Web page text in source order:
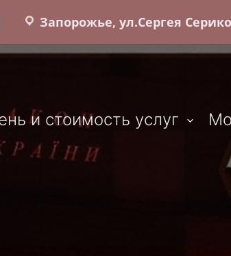
Запорожье, ул.Сергея
и стоимость услуг